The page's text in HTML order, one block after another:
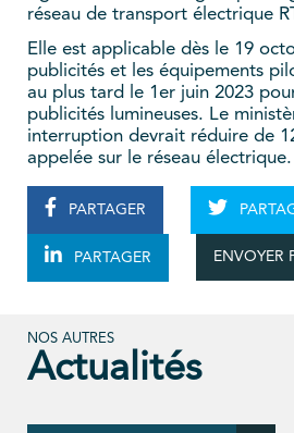
réseau de transport électrique
Elle est applicable dès le 19
publicités et les équipements
au plus tard le 1er juin 2023
publicités lumineuses. Le
interruption devrait réduire de
appelée sur le réseau électrique.
PARTAGER
PARTAGER ENVOYER
NOS AUTRES
Actualités